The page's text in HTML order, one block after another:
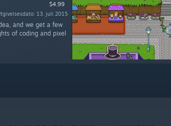
$4.99
13. juli 2015
and we get a few
of coding and pixel